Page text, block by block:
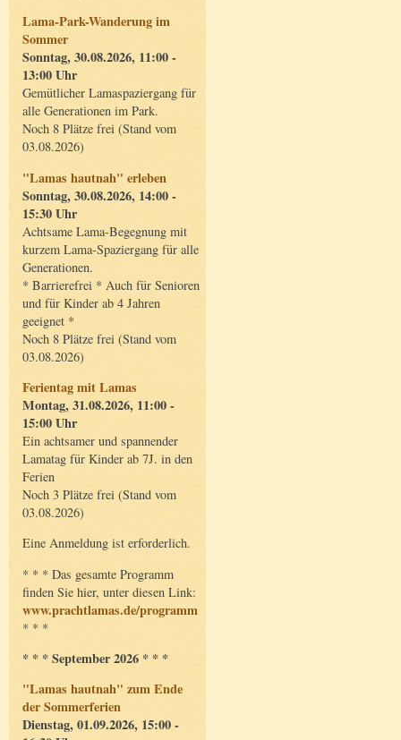
Lama-Park-Wanderung im
Sommer
Sonntag, 30.08.2026, 11:00 -
13:00 Uhr
Gemütlicher Lamaspaziergang für
alle Generationen im Park.
Noch 8 Plätze frei (Stand vom
03.08.2026)
"Lamas hautnah" erleben
Sonntag, 30.08.2026, 14:00 -
15:30 Uhr
Achtsame Lama-Begegnung mit
kurzem Lama-Spaziergang für alle
Generationen.
* Barrierefrei * Auch für Senioren
und für Kinder ab 4 Jahren
geeignet *
Noch 8 Plätze frei (Stand vom
03.08.2026)
Ferientag mit Lamas
Montag, 31.08.2026, 11:00 -
15:00 Uhr
Ein achtsamer und spannender
Lamatag für Kinder ab 7J. in den
Ferien
Noch 3 Plätze frei (Stand vom
03.08.2026)
Eine Anmeldung ist erforderlich.
* * * Das gesamte Programm
finden Sie hier, unter diesen Link:
www.prachtlamas.de/programm
* * *
* * * September 2026 * * *
"Lamas hautnah" zum Ende
der Sommerferien
Dienstag, 01.09.2026, 15:00 -